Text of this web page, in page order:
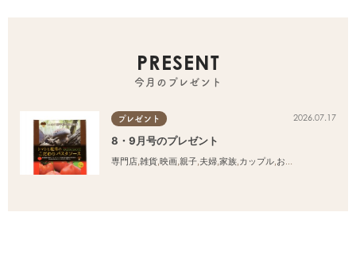
PRESENT
今月のプレゼント
プレゼント 2026.07.17
8・9月号のプレゼント
専門店 雑貨 映画 親子 夫婦 家族 カップル おひとりさま